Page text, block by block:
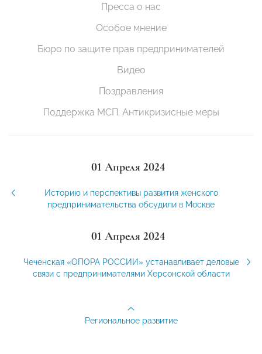
Пресса о нас
Особое мнение
Бюро по защите прав предпринимателей
Видео
Поздравления
Поддержка МСП. Антикризисные меры
01 Апреля 2024
Историю и перспективы развития женского
предпринимательства обсудили в Москве
01 Апреля 2024
Чеченская «ОПОРА РОССИИ» устанавливает деловые
связи с предпринимателями Херсонской области
Региональное развитие